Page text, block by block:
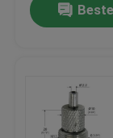
Verzoek om
De Tangen
Regelbare